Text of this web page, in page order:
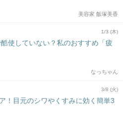
美容家 飯塚美香
1/3 (木)
使していない？私のおすすめ「疲
なっちゃん
3/8 (火)
！目元のシワやくすみに効く簡単3